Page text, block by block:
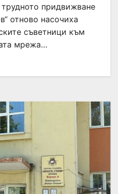
придвижване
отново насочиха
съветници към
мрежа…